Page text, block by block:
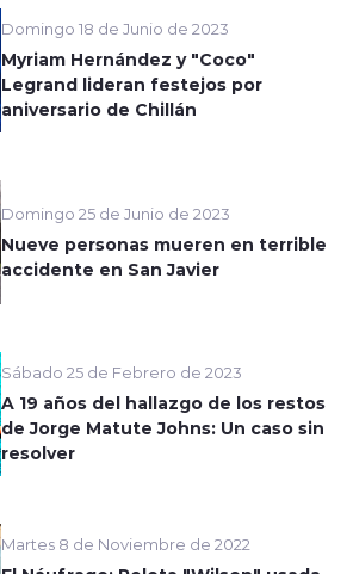
Domingo 18 de Junio de 2023
Myriam Hernández y "Coco"
Legrand lideran festejos por
aniversario de Chillán
Domingo 25 de Junio de 2023
Nueve personas mueren en terrible
accidente en San Javier
Sábado 25 de Febrero de 2023
A 19 años del hallazgo de los restos
de Jorge Matute Johns: Un caso sin
resolver
Martes 8 de Noviembre de 2022